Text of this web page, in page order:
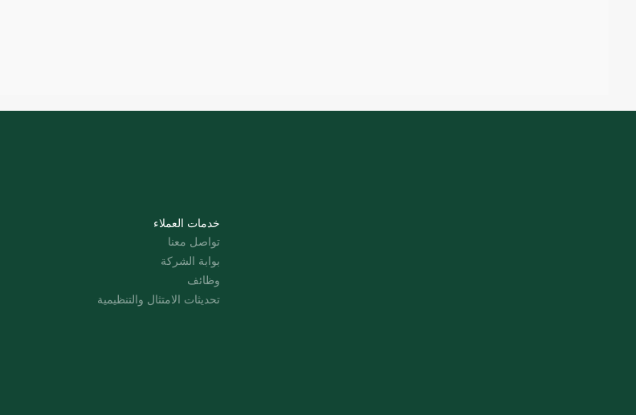
خدمات العملاء
تواصل معنا
بوابة الشركة
وظائف
تحديثات الامتثال والتنظيمية